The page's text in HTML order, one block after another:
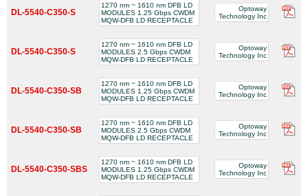
DL-5540-C350-S
1270 nm ~ 1610 nm DFB LD
MODULES 1.25 Gbps CWDM
MQW-DFB LD RECEPTACLE
Optoway
Technology Inc
DL-5540-C350-S
1270 nm ~ 1610 nm DFB LD
MODULES 2.5 Gbps CWDM
MQW-DFB LD RECEPTACLE
Optoway
Technology Inc
DL-5540-C350-SB
1270 nm ~ 1610 nm DFB LD
MODULES 1.25 Gbps CWDM
MQW-DFB LD RECEPTACLE
Optoway
Technology Inc
DL-5540-C350-SB
1270 nm ~ 1610 nm DFB LD
MODULES 2.5 Gbps CWDM
MQW-DFB LD RECEPTACLE
Optoway
Technology Inc
DL-5540-C350-SBS
1270 nm ~ 1610 nm DFB LD
MODULES 1.25 Gbps CWDM
MQW-DFB LD RECEPTACLE
Optoway
Technology Inc